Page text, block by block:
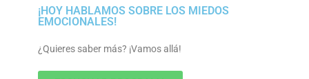
¡HOY HABLAMOS SOBRE LOS MIEDOS
EMOCIONALES!
¿Quieres saber más? ¡Vamos allá!